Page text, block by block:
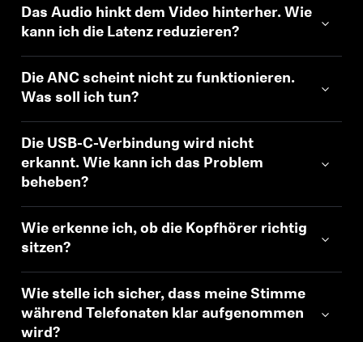
Das Audio hinkt dem Video hinterher. Wie
kann ich die Latenz reduzieren?
Die ANC scheint nicht zu funktionieren.
Was soll ich tun?
Die USB-C-Verbindung wird nicht
erkannt. Wie kann ich das Problem
beheben?
Wie erkenne ich, ob die Kopfhörer richtig
sitzen?
Wie stelle ich sicher, dass meine Stimme
während Telefonaten klar aufgenommen
wird?